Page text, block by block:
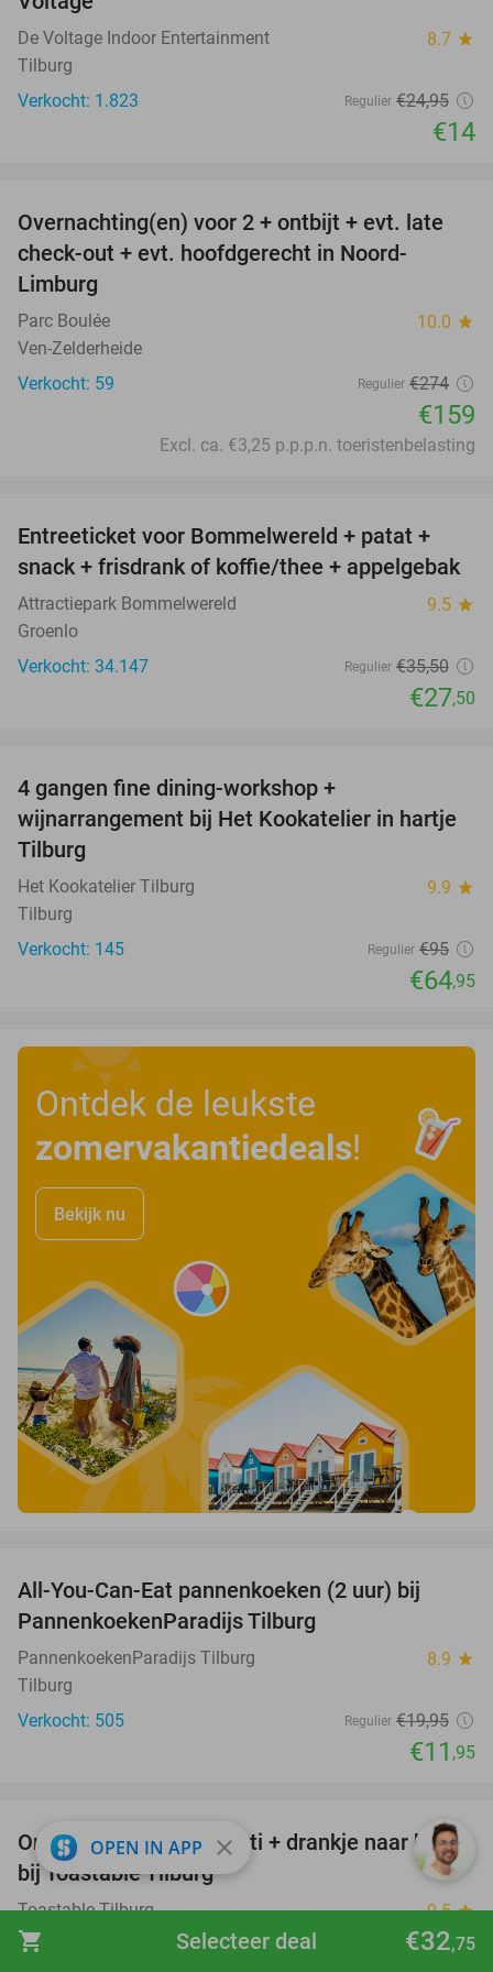
shopping_cart €32,75
Selecteer deal
De Voltage Indoor Entertainment 8.7 star
Tilburg
Verkocht: 1.823
Regulier €24,95
€14
42%
Overnachting(en) voor 2 + ontbijt + evt. late
check-out + evt. hoofdgerecht in Noord-
Limburg
Parc Boulée 10.0 star
Ven-Zelderheide
Verkocht: 59
Regulier €274
€159
Excl. ca. €3,25 p.p.p.n. toeristenbelasting
23%
Entreeticket voor Bommelwereld + patat +
snack + frisdrank of koffie/thee + appelgebak
Attractiepark Bommelwereld 9.5 star
Groenlo
Verkocht: 34.147
Regulier €35,50
€27,50
4 gangen fine dining-workshop +
wijnarrangement bij Het Kookatelier in hartje
Tilburg
Het Kookatelier Tilburg 9.9 star
Tilburg
Verkocht: 145
Regulier €95
€64,95
Ontdek de leukste
zomervakantiedeals!
Bekijk nu
All-You-Can-Eat pannenkoeken (2 uur) bij
PannenkoekenParadijs Tilburg
PannenkoekenParadijs Tilburg 8.9 star
Tilburg
Verkocht: 505
Regulier €19,95
€11 ,95
38%
Ontbijt met crosti of tosti + drankje naar keuze
bij Toastable Tilburg
Toastable Tilburg 9.5star
Tilburg
OPEN IN APP close